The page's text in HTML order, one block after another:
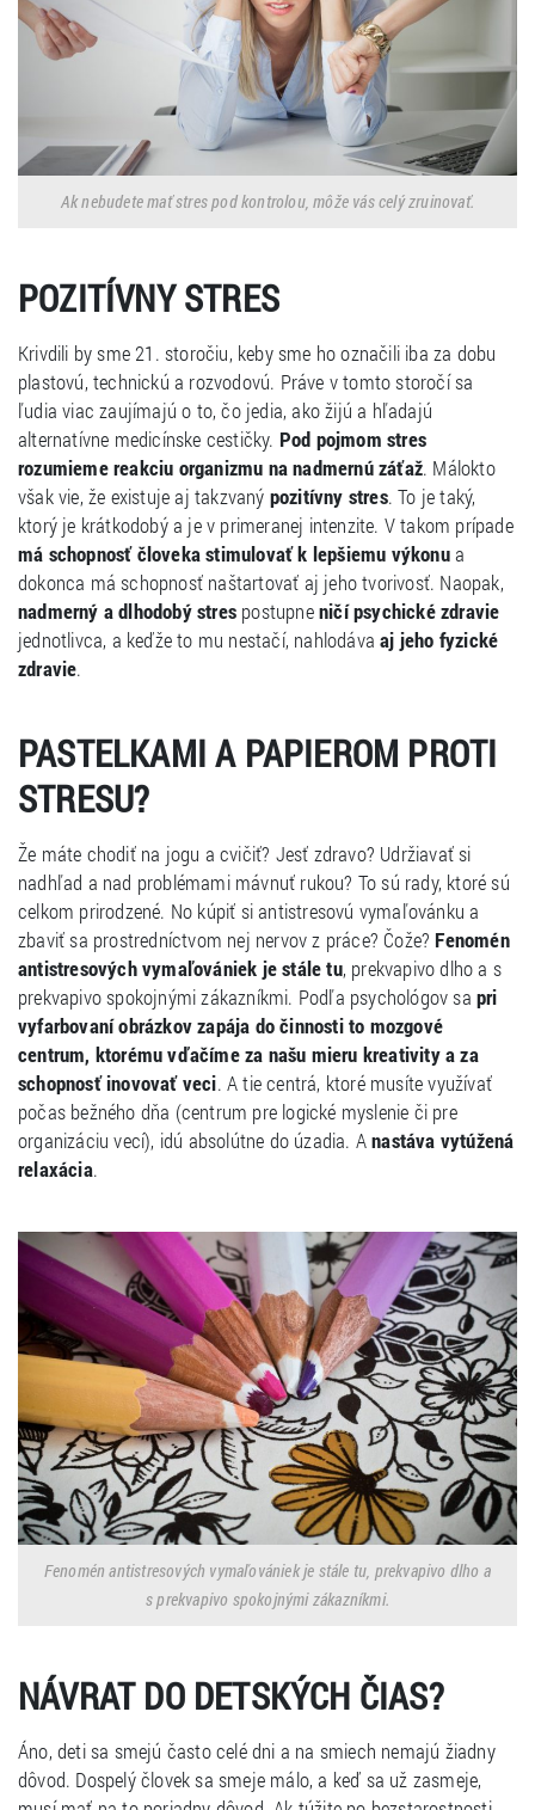
Ak nebudete mať stres pod kontrolou, môže vás celý zruinovať.
POZITÍVNY STRES
Krivdili by sme 21. storočiu, keby sme ho označili iba za dobu
plastovú, technickú a rozvodovú. Práve v tomto storočí sa
ľudia viac zaujímajú o to, čo jedia, ako žijú a hľadajú
alternatívne medicínske cestičky. Pod pojmom stres
rozumieme reakciu organizmu na nadmernú záťaž. Málokto
však vie, že existuje aj takzvaný pozitívny stres. To je taký,
ktorý je krátkodobý a je v primeranej intenzite. V takom prípade
má schopnosť človeka stimulovať k lepšiemu výkonua
dokonca má schopnosť naštartovať aj jeho tvorivosť. Naopak,
nadmerný a dlhodobý stres postupneničí psychické zdravie
jednotlivca, a keďže to mu nestačí, nahlodávaaj jeho fyzické
zdravie.
PASTELKAMI A PAPIEROM PROTI
STRESU?
Že máte chodiť na jogu a cvičiť? Jesť zdravo? Udržiavať si
nadhľad a nad problémami mávnuť rukou? To sú rady, ktoré sú
celkom prirodzené. No kúpiť si antistresovú vymaľovánku a
zbaviť sa prostredníctvom nej nervov z práce? Čože? Fenomén
antistresových vymaľovániek je stále tu, prekvapivo dlho a s
prekvapivo spokojnými zákazníkmi. Podľa psychológov sapri
vyfarbovaní obrázkov zapája do činnosti to mozgové
centrum, ktorému vďačíme za našu mieru kreativity a za
schopnosť inovovať veci. A tie centrá, ktoré musíte využívať
počas bežného dňa (centrum pre logické myslenie či pre
organizáciu vecí), idú absolútne do úzadia. Anastáva vytúžená
relaxácia.
Fenomén antistresových vymaľovániek je stále tu, prekvapivo dlho a
s prekvapivo spokojnými zákazníkmi.
NÁVRAT DO DETSKÝCH ČIAS?
Áno, deti sa smejú často celé dni a na smiech nemajú žiadny
dôvod. Dospelý človek sa smeje málo, a keď sa už zasmeje,